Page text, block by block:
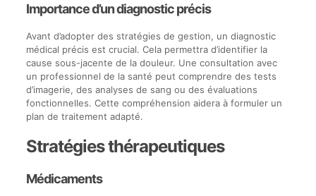
Importance d’un diagnostic précis
Avant d’adopter des stratégies de gestion, un diagnostic
médical précis est crucial. Cela permettra d’identifier la
cause sous-jacente de la douleur. Une consultation avec
un professionnel de la santé peut comprendre des tests
d’imagerie, des analyses de sang ou des évaluations
fonctionnelles. Cette compréhension aidera à formuler un
plan de traitement adapté.
Stratégies thérapeutiques
Médicaments